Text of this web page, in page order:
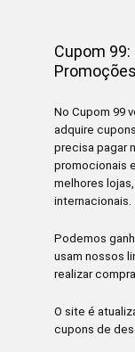
Cupom
Promoções
No Cupom 99
adquire
precisa pagar
promocionais
melhores
internacionais.
Podemos
usam nossos
realizar
O site é
cupons de